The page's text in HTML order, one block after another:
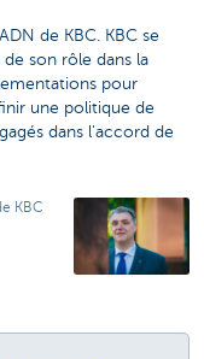
de KBC. KBC se
son rôle dans la
pour
une politique de
dans l'accord de
KBC